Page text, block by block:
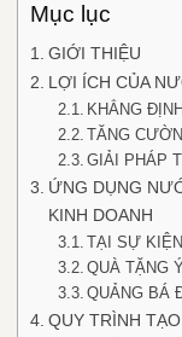
Mục lục
GIỚI THIỆU
LỢI ÍCH CỦA
KHẲNG
TĂNG
GIẢI PHÁP
ỨNG DỤNG
KINH DOANH
TẠI SỰ
QUÀ TẶNG
QUẢNG BÁ
QUY TRÌNH